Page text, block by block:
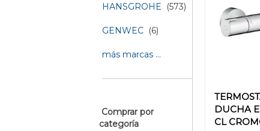
HANSGROHE (573)
GENWEC (6)
más marcas ...
Comprar por
categoría
DUCHA
CL